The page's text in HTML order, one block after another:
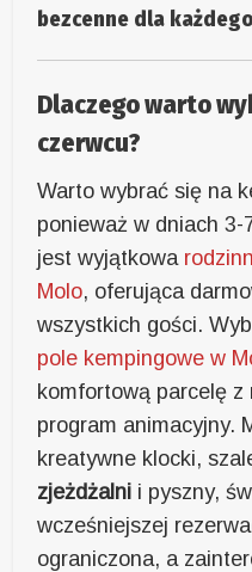
bezcenne dla
Dlaczego warto
czerwcu?
Warto wybrać się na
ponieważ w dniach
jest wyjątkowa
Molo, oferująca
wszystkich gości.
pole kempingowe w
komfortową parcelę
program animacyjny.
kreatywne klocki,
zjeżdżalni i pyszny,
wcześniejszej
ograniczona, a